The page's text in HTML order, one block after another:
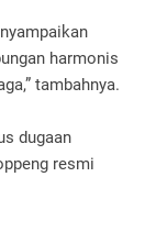
harmonis
tambahnya.
dugaan
resmi